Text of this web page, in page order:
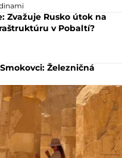
Zvažuje Rusko útok na
v Pobaltí?
Železničná